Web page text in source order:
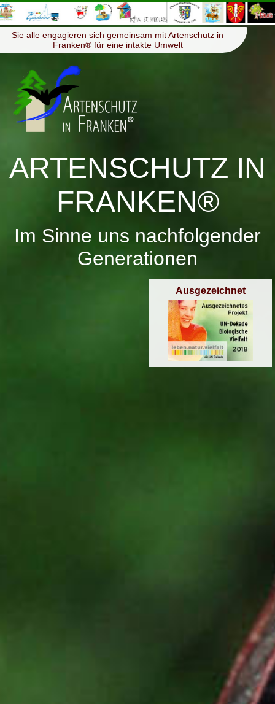
Menü ≡
Sie alle engagieren sich gemeinsam mit Artenschutz in
Franken® für eine intakte Umwelt
ARTENSCHUTZ IN
FRANKEN®
Im Sinne uns nachfolgender
Generationen
Ausgezeichnet